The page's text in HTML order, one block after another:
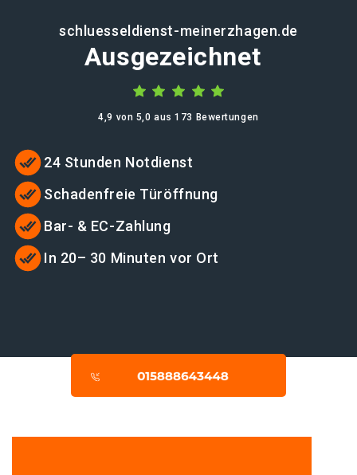
schluesseldienst-meinerzhagen.de
Ausgezeichnet
4,9 von 5,0 aus 173 Bewertungen
24 Stunden Notdienst
Schadenfreie Türöffnung
Bar- & EC-Zahlung
In 20– 30 Minuten vor Ort